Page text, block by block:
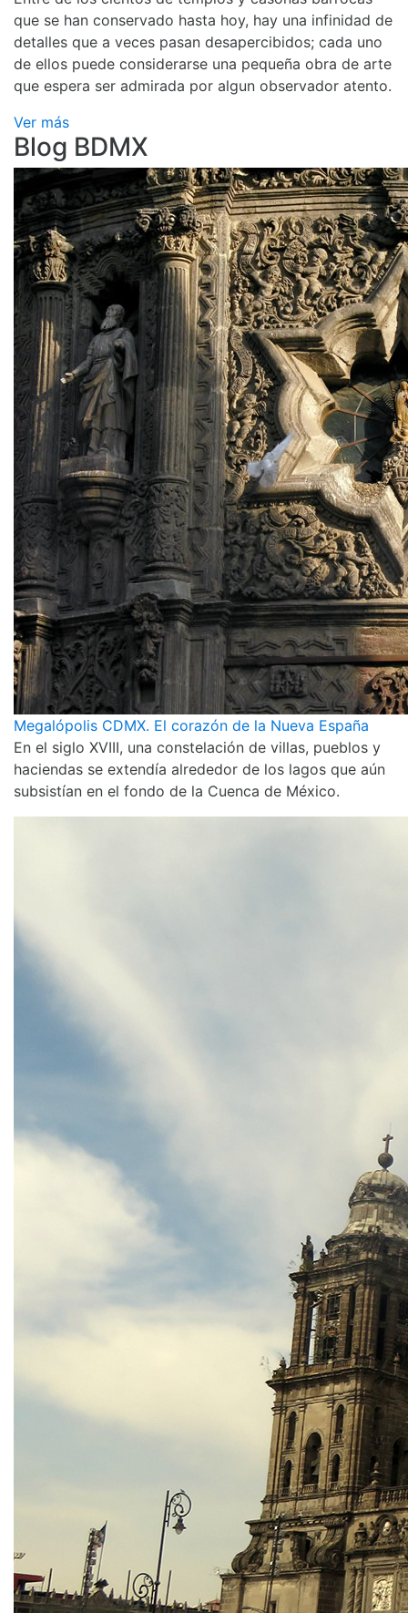
que se han conservado hasta hoy, hay una infinidad de
detalles que a veces pasan desapercibidos; cada uno
de ellos puede considerarse una pequeña obra de arte
que espera ser admirada por algun observador atento.
Ver más
Blog BDMX
Megalópolis CDMX. El corazón de la Nueva España
En el siglo XVIII, una constelación de villas, pueblos y
haciendas se extendía alrededor de los lagos que aún
subsistían en el fondo de la Cuenca de México.